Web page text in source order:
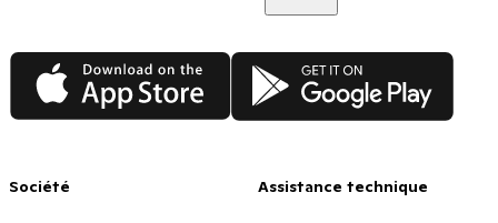
App Store Google Play
Société Assistance technique